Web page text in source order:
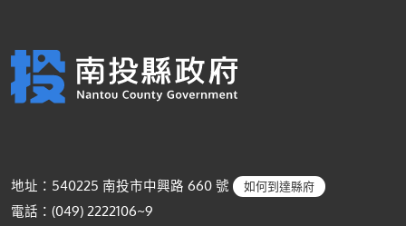
地址：540225 南投市中興路 660 號 如何到達縣府
電話：(049) 2222106~9